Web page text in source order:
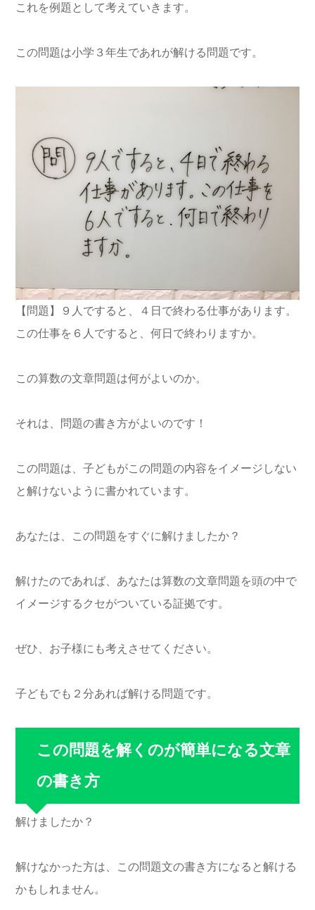
これを例題として考えていきます。
この問題は小学３年生であれが解ける問題です。
【問題】９人ですると、４日で終わる仕事があります。
この仕事を６人ですると、何日で終わりますか。
この算数の文章問題は何がよいのか。
それは、問題の書き方がよいのです！
この問題は、子どもがこの問題の内容をイメージしない
と解けないように書かれています。
あなたは、この問題をすぐに解けましたか？
解けたのであれば、あなたは算数の文章問題を頭の中で
イメージするクセがついている証拠です。
ぜひ、お子様にも考えさせてください。
子どもでも２分あれば解ける問題です。
この問題を解くのが簡単になる文章
の書き方
解けましたか？
解けなかった方は、この問題文の書き方になると解ける
かもしれません。